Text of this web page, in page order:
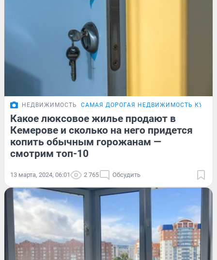
НЕДВИЖИМОСТЬ САМАЯ ДОРОГАЯ НЕДВИЖИМОСТЬ
Какое люксовое жилье продают в
Кемерове и сколько на него придется
копить обычным горожанам —
смотрим топ-10
13 марта, 2024, 06:01 2 765 Обсудить